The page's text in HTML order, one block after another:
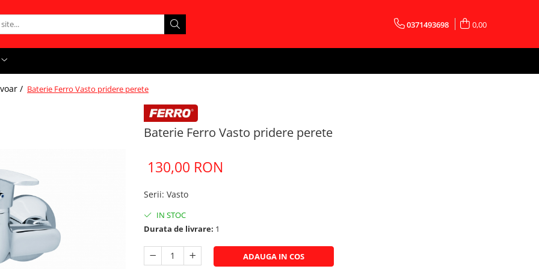
0371493698 0,00
/ Baterie Ferro Vasto pridere perete
Baterie Ferro Vasto pridere perete
130,00 RON
Serii: Vasto
IN STOC
Durata de livrare: 1
ADAUGA IN COS